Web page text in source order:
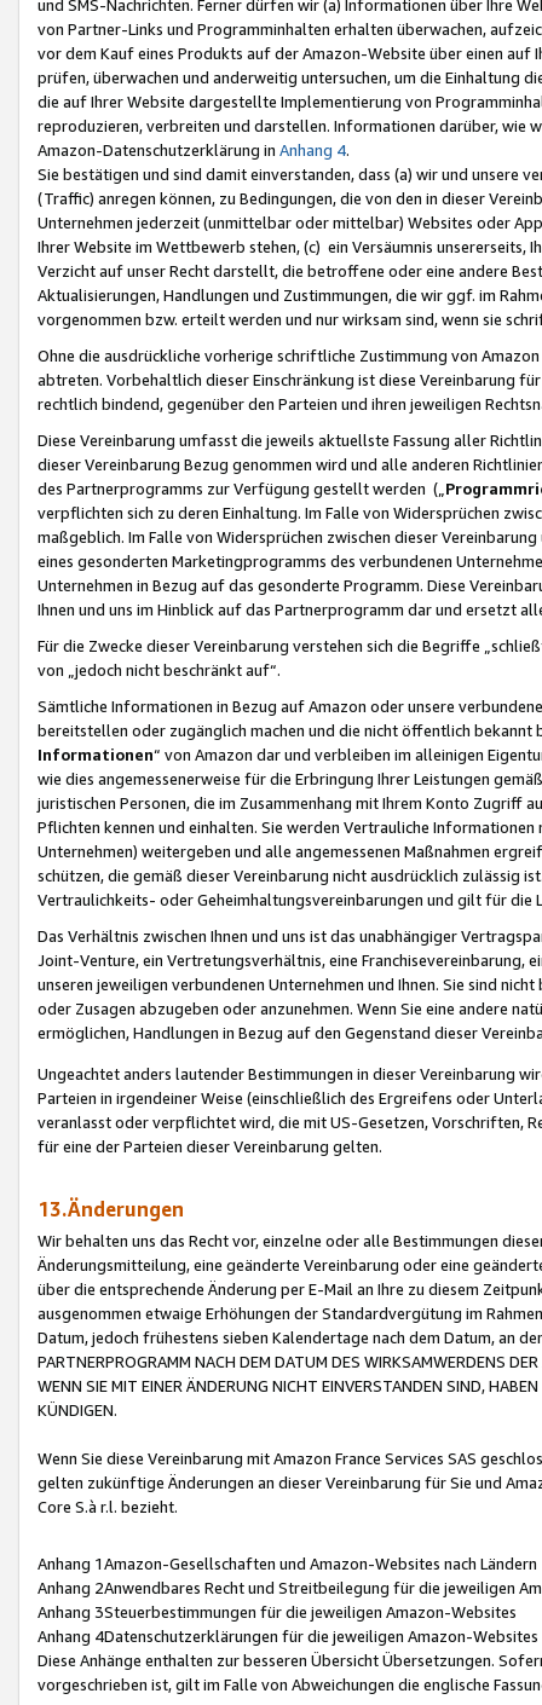
und SMS-Nachrichten. Ferner dürfen wir (a) Informationen über Ihre
von Partner-Links und Programminhalten erhalten überwachen,
vor dem Kauf eines Produkts auf der Amazon-Website über einen
prüfen, überwachen und anderweitig untersuchen, um die Einhaltung
die auf Ihrer Website dargestellte Implementierung von
reproduzieren, verbreiten und darstellen. Informationen darüber, wie
Amazon-Datenschutzerklärung in Anhang 4.
Sie bestätigen und sind damit einverstanden, dass (a) wir und
(Traffic) anregen können, zu Bedingungen, die von den in dieser
Unternehmen jederzeit (unmittelbar oder mittelbar) Websites oder
Ihrer Website im Wettbewerb stehen, (c) ein Versäumnis unsererseits,
Verzicht auf unser Recht darstellt, die betroffene oder eine andere
Aktualisierungen, Handlungen und Zustimmungen, die wir ggf. im
vorgenommen bzw. erteilt werden und nur wirksam sind, wenn sie
Ohne die ausdrückliche vorherige schriftliche Zustimmung von
abtreten. Vorbehaltlich dieser Einschränkung ist diese Vereinbarung
rechtlich bindend, gegenüber den Parteien und ihren jeweiligen
Diese Vereinbarung umfasst die jeweils aktuellste Fassung aller
dieser Vereinbarung Bezug genommen wird und alle anderen
des Partnerprogramms zur Verfügung gestellt werden („
verpflichten sich zu deren Einhaltung. Im Falle von Widersprüchen
maßgeblich. Im Falle von Widersprüchen zwischen dieser
eines gesonderten Marketingprogramms des verbundenen
Unternehmen in Bezug auf das gesonderte Programm. Diese
Ihnen und uns im Hinblick auf das Partnerprogramm dar und ersetzt
Für die Zwecke dieser Vereinbarung verstehen sich die Begriffe
von „jedoch nicht beschränkt auf“.
Sämtliche Informationen in Bezug auf Amazon oder unsere
bereitstellen oder zugänglich machen und die nicht öffentlich
Informationen“ von Amazon dar und verbleiben im alleinigen
wie dies angemessenerweise für die Erbringung Ihrer Leistungen
juristischen Personen, die im Zusammenhang mit Ihrem Konto
Pflichten kennen und einhalten. Sie werden Vertrauliche
Unternehmen) weitergeben und alle angemessenen Maßnahmen
schützen, die gemäß dieser Vereinbarung nicht ausdrücklich zulässig
Vertraulichkeits- oder Geheimhaltungsvereinbarungen und gilt für die
Das Verhältnis zwischen Ihnen und uns ist das unabhängiger
Joint-Venture, ein Vertretungsverhältnis, eine Franchisevereinbarung,
unseren jeweiligen verbundenen Unternehmen und Ihnen. Sie sind
oder Zusagen abzugeben oder anzunehmen. Wenn Sie eine andere
ermöglichen, Handlungen in Bezug auf den Gegenstand dieser
Ungeachtet anders lautender Bestimmungen in dieser Vereinbarung
Parteien in irgendeiner Weise (einschließlich des Ergreifens oder
veranlasst oder verpflichtet wird, die mit US-Gesetzen, Vorschriften,
für eine der Parteien dieser Vereinbarung gelten.
13.Änderungen
Wir behalten uns das Recht vor, einzelne oder alle Bestimmungen
Änderungsmitteilung, eine geänderte Vereinbarung oder eine
über die entsprechende Änderung per E-Mail an Ihre zu diesem
ausgenommen etwaige Erhöhungen der Standardvergütung im
Datum, jedoch frühestens sieben Kalendertage nach dem Datum, an
PARTNERPROGRAMM NACH DEM DATUM DES WIRKSAMWERDENS
WENN SIE MIT EINER ÄNDERUNG NICHT EINVERSTANDEN SIND,
KÜNDIGEN.
Wenn Sie diese Vereinbarung mit Amazon France Services SAS
gelten zukünftige Änderungen an dieser Vereinbarung für Sie und
Core S.à r.l. bezieht.
Anhang 1Amazon-Gesellschaften und Amazon-Websites nach Ländern
Anhang 2Anwendbares Recht und Streitbeilegung für die jeweiligen
Anhang 3Steuerbestimmungen für die jeweiligen Amazon-Websites
Anhang 4Datenschutzerklärungen für die jeweiligen Amazon-Websites
Diese Anhänge enthalten zur besseren Übersicht Übersetzungen.
vorgeschrieben ist, gilt im Falle von Abweichungen die englische